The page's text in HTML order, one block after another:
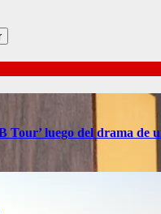
Tour’ luego del drama de